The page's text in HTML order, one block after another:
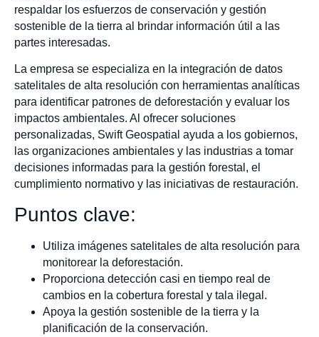
respaldar los esfuerzos de conservación y gestión
sostenible de la tierra al brindar información útil a las
partes interesadas.
La empresa se especializa en la integración de datos
satelitales de alta resolución con herramientas analíticas
para identificar patrones de deforestación y evaluar los
impactos ambientales. Al ofrecer soluciones
personalizadas, Swift Geospatial ayuda a los gobiernos,
las organizaciones ambientales y las industrias a tomar
decisiones informadas para la gestión forestal, el
cumplimiento normativo y las iniciativas de restauración.
Puntos clave:
Utiliza imágenes satelitales de alta resolución para
monitorear la deforestación.
Proporciona detección casi en tiempo real de
cambios en la cobertura forestal y tala ilegal.
Apoya la gestión sostenible de la tierra y la
planificación de la conservación.